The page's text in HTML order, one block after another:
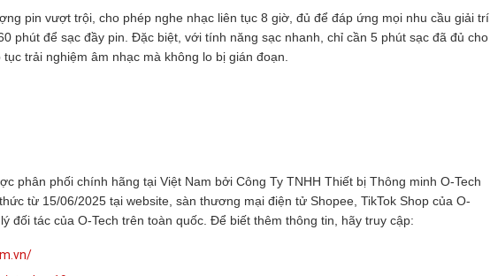
pin vượt trội, cho phép nghe nhạc liên tục 8 giờ, đủ để đáp ứng mọi nhu cầu giải trí
phút để sạc đầy pin. Đặc biệt, với tính năng sạc nhanh, chỉ cần 5 phút sạc đã đủ cho
trải nghiệm âm nhạc mà không lo bị gián đoạn.
phân phối chính hãng tại Việt Nam bởi Công Ty TNHH Thiết bị Thông minh O-Tech
từ 15/06/2025 tại website, sàn thương mại điện tử Shopee, TikTok Shop của O-
đối tác của O-Tech trên toàn quốc. Để biết thêm thông tin, hãy truy cập: